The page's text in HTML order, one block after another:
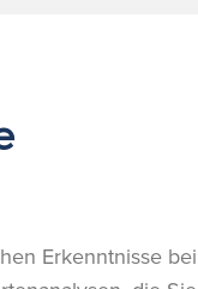
Erkenntnisse bei